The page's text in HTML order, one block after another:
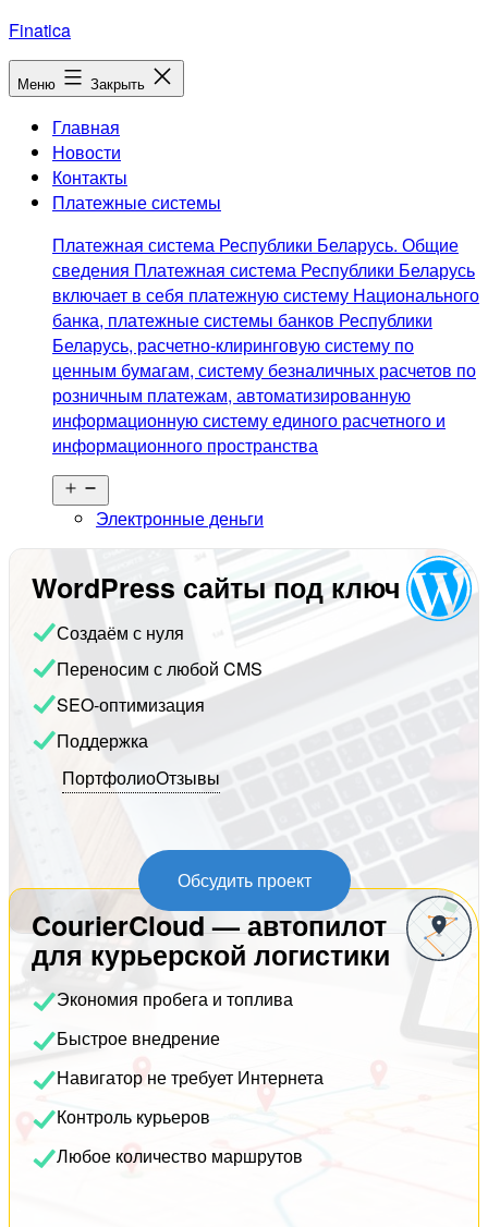
Перейти
к
содержимому
Finatica
Меню Закрыть
Главная
Новости
Контакты
Платежные системы
Платежная система Республики Беларусь. Общие
сведения Платежная система Республики Беларусь
включает в себя платежную систему Национального
банка, платежные системы банков Республики
Беларусь, расчетно-клиринговую систему по
ценным бумагам, систему безналичных расчетов по
розничным платежам, автоматизированную
информационную систему единого расчетного и
информационного пространства
меню
Электронные деньги
WordPress сайты под ключ
Создаём с нуля
Переносим с любой CMS
SEO-оптимизация
Поддержка
ПортфолиоОтзывы
Обсудить проект
CourierCloud — автопилот
для курьерской логистики
Экономия пробега и топлива
Быстрое внедрение
Навигатор не требует Интернета
Контроль курьеров
Любое количество маршрутов